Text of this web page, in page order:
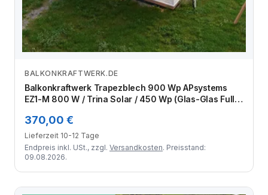
Zum Angebot
BALKONKRAFTWERK.DE
Balkonkraftwerk Trapezblech 900 Wp APsystems
EZ1-M 800 W / Trina Solar / 450 Wp (Glas-Glas Full
Module
370,00 €
Lieferzeit 10-12 Tage
Endpreis inkl. USt., zzgl. Versandkosten. Preisstand:
09.08.2026.